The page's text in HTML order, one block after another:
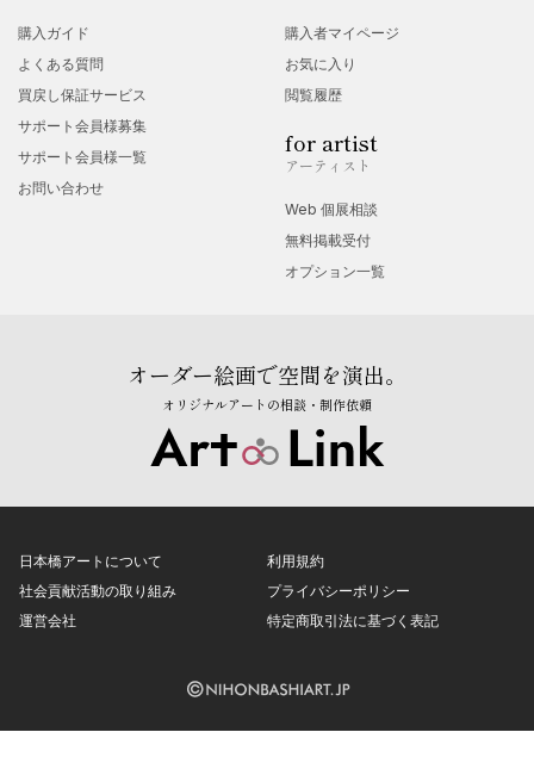
購入ガイド
よくある質問
買戻し保証サービス
サポート会員様募集
サポート会員様一覧
お問い合わせ
購入者マイページ
お気に入り
閲覧履歴
for artist
アーティスト
Web 個展相談
無料掲載受付
オプション一覧
オーダー絵画で空間を演出。
オリジナルアートの相談・制作依頼
日本橋アートについて
社会貢献活動の取り組み
運営会社
利用規約
プライバシーポリシー
特定商取引法に基づく表記